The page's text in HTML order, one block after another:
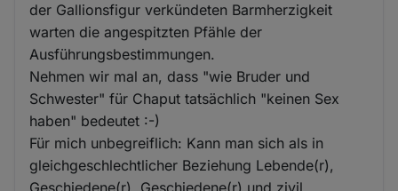
der Gallionsfigur verkündeten Barmherzigkeit
warten die angespitzten Pfähle der
Ausführungsbestimmungen.
Nehmen wir mal an, dass "wie Bruder und
Schwester" für Chaput tatsächlich "keinen Sex
haben" bedeutet :-)
Für mich unbegreiflich: Kann man sich als in
gleichgeschlechtlicher Beziehung Lebende(r),